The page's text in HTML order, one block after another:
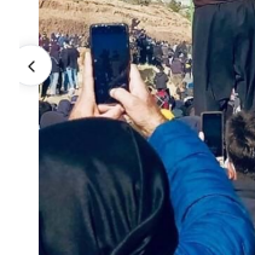
“Darbe
olarak